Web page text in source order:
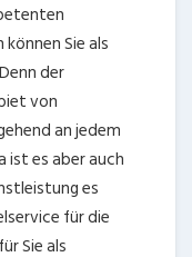
Sie als
der
von
an jedem
ist es aber auch
es
für die
Sie als